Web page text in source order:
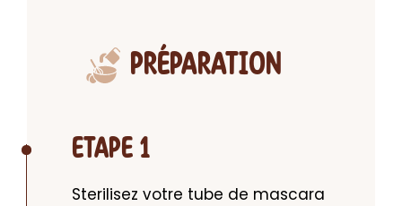
PRÉPARATION
ETAPE 1
Sterilisez votre tube de mascara